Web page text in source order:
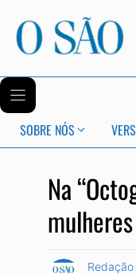
SOBRE NÓS
Na
mulheres
Redação